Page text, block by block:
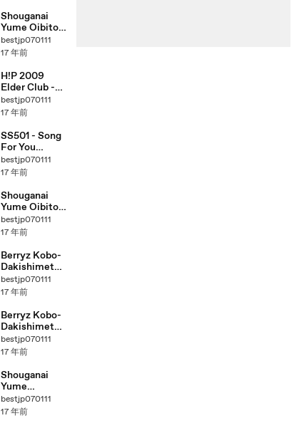
Yadav &
Priyanka
Singh -
YouTube
Shouganai
Yume Oibito
(Music
Fighter)
bestjp070111
17 年前
H!P 2009
Elder Club -
Never Forget
bestjp070111
17 年前
SS501 - Song
For You
Remix
bestjp070111
17 年前
Shouganai
Yume Oibito
(Drama Ver)
bestjp070111
17 年前
Berryz Kobo-
Dakishimete
Dakishimete
(Close-up)
bestjp070111
17 年前
Berryz Kobo-
Dakishimete
Dakishimete
bestjp070111
17 年前
Shouganai
Yume
Oibito(Close-
up)
bestjp070111
17 年前